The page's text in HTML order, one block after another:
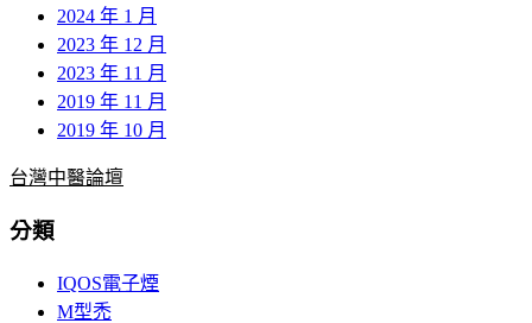
2024 年 1 月
2023 年 12 月
2023 年 11 月
2019 年 11 月
2019 年 10 月
台灣中醫論壇
分類
IQOS電子煙
M型禿